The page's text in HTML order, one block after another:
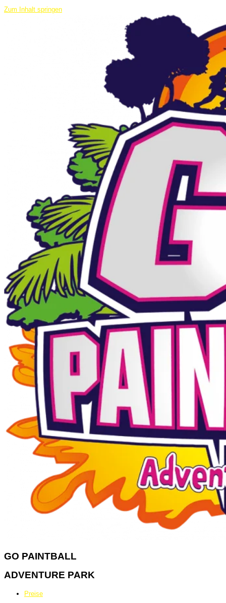
Zum Inhalt springen
GO PAINTBALL
ADVENTURE PARK
Preise